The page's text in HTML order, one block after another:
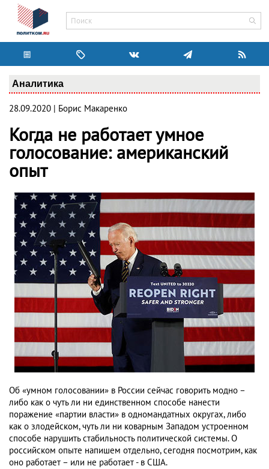
Аналитика
28.09.2020 | Борис Макаренко
Когда не работает умное
голосование: американский
опыт
Об «умном голосовании» в России сейчас говорить модно –
либо как о чуть ли ни единственном способе нанести
поражение «партии власти» в одномандатных округах, либо
как о злодейском, чуть ли ни коварным Западом устроенном
способе нарушить стабильность политической системы. О
российском опыте напишем отдельно, сегодня посмотрим, как
оно работает – или не работает - в США.